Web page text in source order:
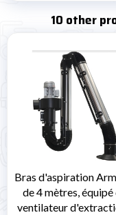
10 other
Bras d'aspiration
de 4 mètres, équipé
ventilateur